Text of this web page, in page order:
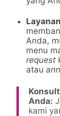
Anda,
menu
request
atau
Anda:
kami